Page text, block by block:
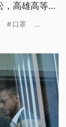
高雄高等行
口罩 ...